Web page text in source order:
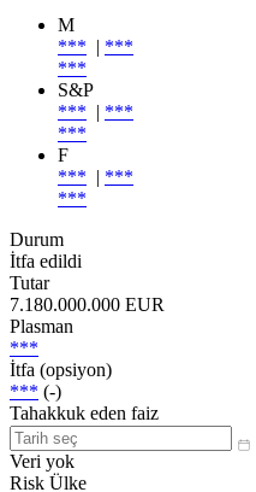
M
*** | ***
***
S&P
*** | ***
***
F
*** | ***
***
Durum
İtfa edildi
Tutar
7.180.000.000 EUR
Plasman
***
İtfa (opsiyon)
*** (-)
Tahakkuk eden faiz
Veri yok
Risk Ülke